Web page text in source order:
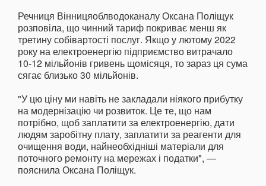
Речниця Вінницяоблводоканалу Оксана Поліщук
розповіла, що чинний тариф покриває менш як
третину собівартості послуг. Якщо у лютому 2022
року на електроенергію підприємство витрачало
10-12 мільйонів гривень щомісяця, то зараз ця сума
сягає близько 30 мільйонів.
"У цю ціну ми навіть не закладали ніякого прибутку
на модернізацію чи розвиток. Це те, що нам
потрібно, щоб заплатити за електроенергію, дати
людям заробітну плату, заплатити за реагенти для
очищення води, найнеобхідніші матеріали для
поточного ремонту на мережах і податки", —
пояснила Оксана Поліщук.